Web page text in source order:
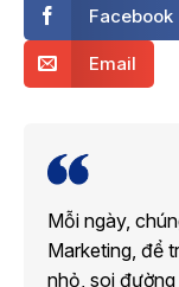
Facebook
Email
Mỗi ngày,
Marketing, để
nhỏ, soi